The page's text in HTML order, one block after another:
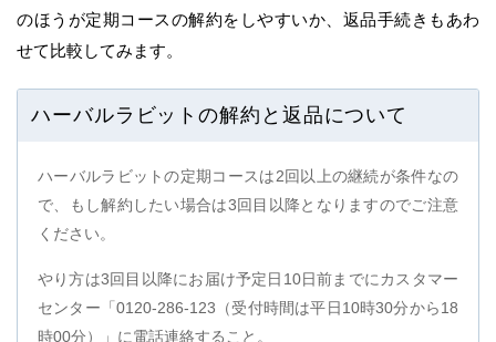
のほうが定期コースの解約をしやすいか、返品手続きもあわ
せて比較してみます。
ハーバルラビットの解約と返品について
ハーバルラビットの定期コースは2回以上の継続が条件なの
で、もし解約したい場合は3回目以降となりますのでご注意
ください。
やり方は3回目以降にお届け予定日10日前までにカスタマー
センター「0120-286-123（受付時間は平日10時30分から18
時00分）」に電話連絡すること。